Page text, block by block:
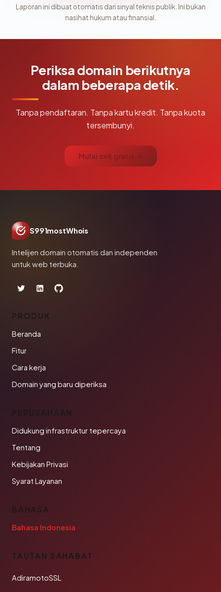
Laporan ini dibuat otomatis dari sinyal teknis publik. Ini bukan
nasihat hukum atau finansial.
Periksa domain berikutnya
dalam beberapa detik.
Tanpa pendaftaran. Tanpa kartu kredit. Tanpa kuota
tersembunyi.
Mulai cek gratis →
S991mostWhois
Intelijen domain otomatis dan independen
untuk web terbuka.
PRODUK
Beranda
Fitur
Cara kerja
Domain yang baru diperiksa
PERUSAHAAN
Didukung infrastruktur tepercaya
Tentang
Kebijakan Privasi
Syarat Layanan
BAHASA
Bahasa Indonesia
TAUTAN SAHABAT
AdiramotoSSL